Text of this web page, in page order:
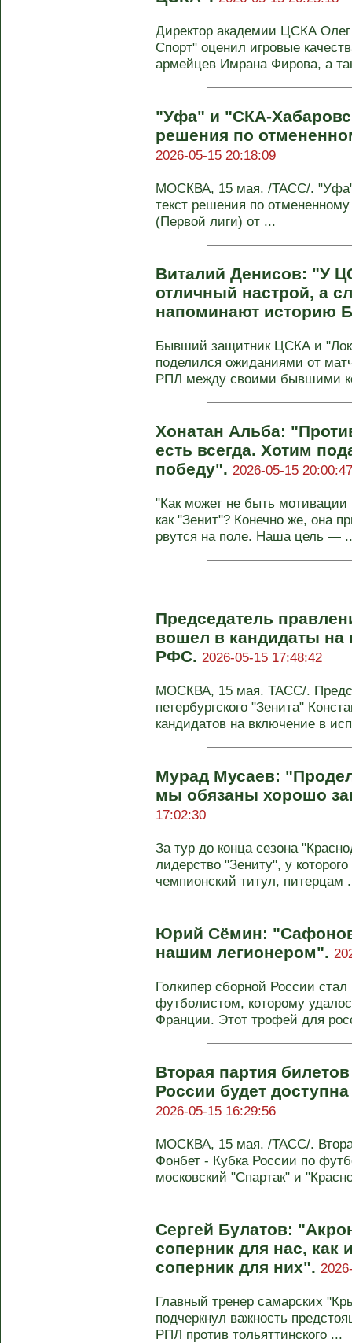
Директор академии ЦСКА
Спорт" оценил игровые
армейцев Имрана Фирова, а
"Уфа" и "СКА-
решения по
2026-05-15 20:18:09
МОСКВА, 15 мая. /ТАСС/. "Уфа"
текст решения по
(Первой лиги) от ...
Виталий Денисов: "У
отличный настрой, а
напоминают историю
Бывший защитник ЦСКА и
поделился ожиданиями от
РПЛ между своими бывшими
Хонатан Альба:
есть всегда. Хотим
победу". 2026-05-15 20:00:47
"Как может не быть мотивации
как "Зенит"? Конечно же, она
рвутся на поле. Наша цель —
Председатель
вошел в кандидаты на
РФС. 2026-05-15 17:48:42
МОСКВА, 15 мая. ТАСС/.
петербургского "Зенита"
кандидатов на включение в
Мурад Мусаев:
мы обязаны хорошо
17:02:30
За тур до конца сезона
лидерство "Зениту", у
чемпионский титул, питерцам
Юрий Сёмин:
нашим легионером".
Голкипер сборной России
футболистом, которому
Франции. Этот трофей для
Вторая партия
России будет
2026-05-15 16:29:56
МОСКВА, 15 мая. /ТАСС/.
Фонбет - Кубка России по
московский "Спартак" и
Сергей Булатов:
соперник для нас,
соперник для них".
Главный тренер самарских
подчеркнул важность
РПЛ против тольяттинского ...